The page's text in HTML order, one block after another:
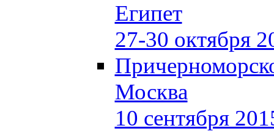
Египет
27-30 октября
Москва
10 сентября